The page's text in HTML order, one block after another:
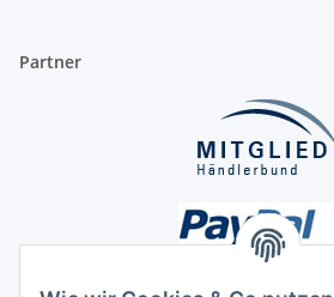
Partner